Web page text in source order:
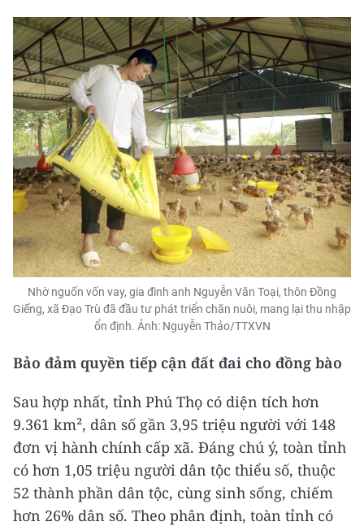
Nhờ nguốn vốn vay, gia đình anh Nguyễn Văn Toại, thôn Đồng
Giếng, xã Đạo Trù đã đầu tư phát triển chăn nuôi, mang lại thu nhập
ổn định. Ảnh: Nguyễn Thảo/TTXVN
Bảo đảm quyền tiếp cận đất đai cho đồng bào
Sau hợp nhất, tỉnh Phú Thọ có diện tích hơn
9.361 km², dân số gần 3,95 triệu người với 148
đơn vị hành chính cấp xã. Đáng chú ý, toàn tỉnh
có hơn 1,05 triệu người dân tộc thiểu số, thuộc
52 thành phần dân tộc, cùng sinh sống, chiếm
hơn 26% dân số. Theo phân định, toàn tỉnh có